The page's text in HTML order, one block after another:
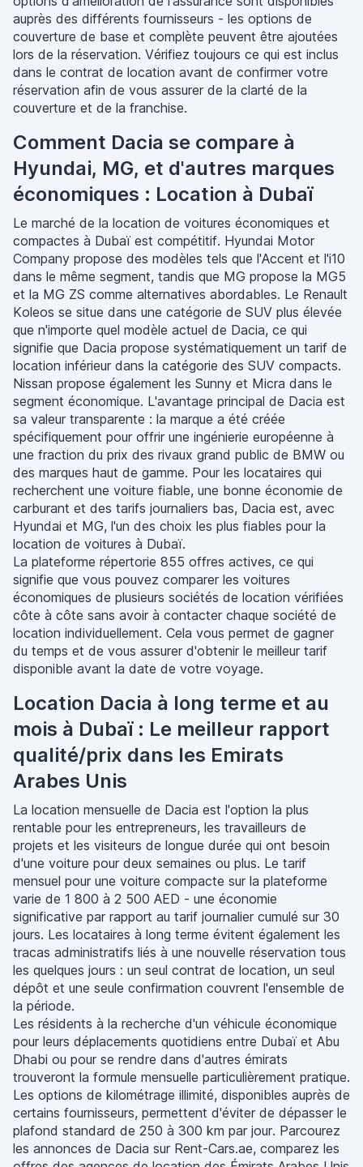
auprès des différents fournisseurs - les options de
couverture de base et complète peuvent être ajoutées
lors de la réservation. Vérifiez toujours ce qui est inclus
dans le contrat de location avant de confirmer votre
réservation afin de vous assurer de la clarté de la
couverture et de la franchise.
Comment Dacia se compare à
Hyundai, MG, et d'autres marques
économiques : Location à Dubaï
Le marché de la location de voitures économiques et
compactes à Dubaï est compétitif. Hyundai Motor
Company propose des modèles tels que l'Accent et l'i10
dans le même segment, tandis que MG propose la MG5
et la MG ZS comme alternatives abordables. Le Renault
Koleos se situe dans une catégorie de SUV plus élevée
que n'importe quel modèle actuel de Dacia, ce qui
signifie que Dacia propose systématiquement un tarif de
location inférieur dans la catégorie des SUV compacts.
Nissan propose également les Sunny et Micra dans le
segment économique. L'avantage principal de Dacia est
sa valeur transparente : la marque a été créée
spécifiquement pour offrir une ingénierie européenne à
une fraction du prix des rivaux grand public de BMW ou
des marques haut de gamme. Pour les locataires qui
recherchent une voiture fiable, une bonne économie de
carburant et des tarifs journaliers bas, Dacia est, avec
Hyundai et MG, l'un des choix les plus fiables pour la
location de voitures à Dubaï.
La plateforme répertorie 855 offres actives, ce qui
signifie que vous pouvez comparer les voitures
économiques de plusieurs sociétés de location vérifiées
côte à côte sans avoir à contacter chaque société de
location individuellement. Cela vous permet de gagner
du temps et de vous assurer d'obtenir le meilleur tarif
disponible avant la date de votre voyage.
Location Dacia à long terme et au
mois à Dubaï : Le meilleur rapport
qualité/prix dans les Emirats
Arabes Unis
La location mensuelle de Dacia est l'option la plus
rentable pour les entrepreneurs, les travailleurs de
projets et les visiteurs de longue durée qui ont besoin
d'une voiture pour deux semaines ou plus. Le tarif
mensuel pour une voiture compacte sur la plateforme
varie de 1 800 à 2 500 AED - une économie
significative par rapport au tarif journalier cumulé sur 30
jours. Les locataires à long terme évitent également les
tracas administratifs liés à une nouvelle réservation tous
les quelques jours : un seul contrat de location, un seul
dépôt et une seule confirmation couvrent l'ensemble de
la période.
Les résidents à la recherche d'un véhicule économique
pour leurs déplacements quotidiens entre Dubaï et Abu
Dhabi ou pour se rendre dans d'autres émirats
trouveront la formule mensuelle particulièrement pratique.
Les options de kilométrage illimité, disponibles auprès de
certains fournisseurs, permettent d'éviter de dépasser le
plafond standard de 250 à 300 km par jour. Parcourez
les annonces de Dacia sur Rent-Cars.ae, comparez les